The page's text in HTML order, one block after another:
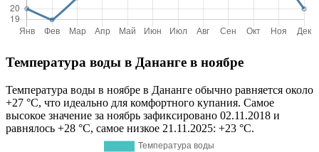
Температура воды в Дананге в ноябре
Температура воды в ноябре в Дананге обычно равняется около
+27 °C, что идеально для комфортного купания. Самое
высокое значение за ноябрь зафиксировано 02.11.2018 и
равнялось +28 °C, самое низкое 21.11.2025: +23 °C.